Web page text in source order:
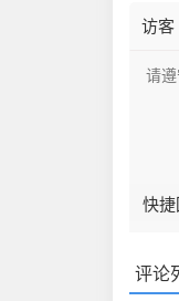
快捷
评论